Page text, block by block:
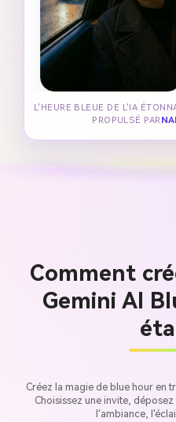
L'HEURE BLEUE DE L'IA
PROPULSÉ PAR
Comment
Gemini AI
Créez la magie de blue hour en
Choisissez une invite,
l'ambiance,